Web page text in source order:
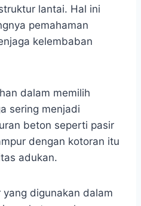
lantai. Hal ini
pemahaman
kelembaban
dalam memilih
sering menjadi
beton seperti pasir
dengan kotoran itu
adukan.
digunakan dalam